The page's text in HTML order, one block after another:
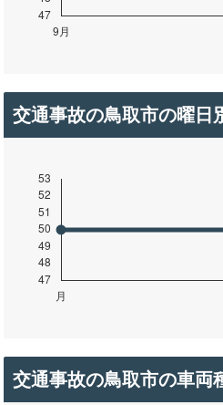
交通事故の鳥取市の曜日
交通事故の鳥取市の車両